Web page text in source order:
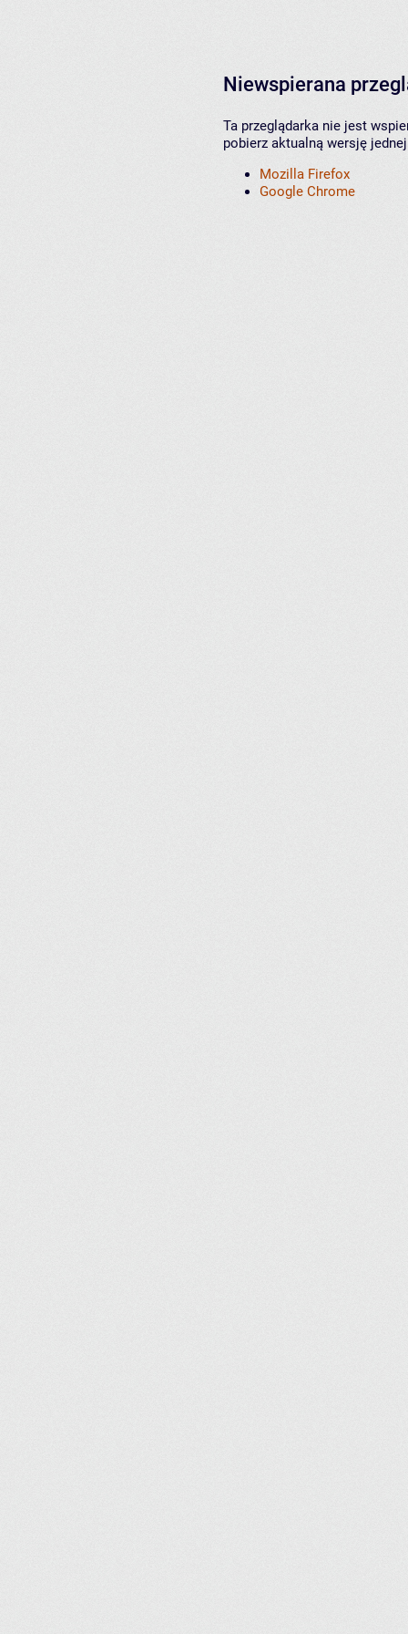
Niewspierana
Ta przeglądarka nie jest
pobierz aktualną wersję
Mozilla Firefox
Google Chrome